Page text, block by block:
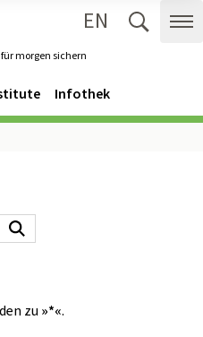
morgen sichern
EN
Infothek
zu »*«.